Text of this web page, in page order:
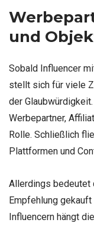
und
Sobald Influencer
stellt sich für viele
der
Werbepartner,
Rolle. Schließlich
Plattformen und
Allerdings bedeutet
Empfehlung
Influencern hängt